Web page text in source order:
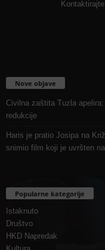
Nove objave
Civilna zaštita Tuzla
redukcije
Haris je pratio Josipa na
snimio film koji je uvršten
Popularne kategorije
Istaknuto
Društvo
HKD Napredak